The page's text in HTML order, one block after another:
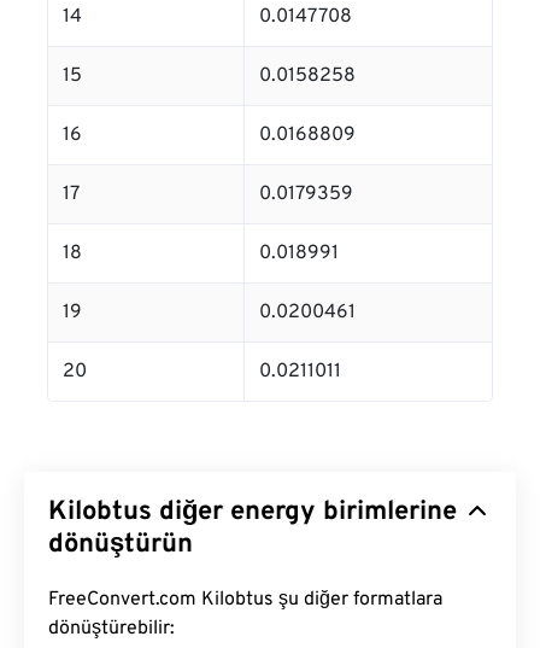
14 0.0147708
15 0.0158258
16 0.0168809
17 0.0179359
18 0.018991
19 0.0200461
20 0.0211011
Kilobtus diğer energy birimlerine
dönüştürün
FreeConvert.com Kilobtus şu diğer formatlara
dönüştürebilir: